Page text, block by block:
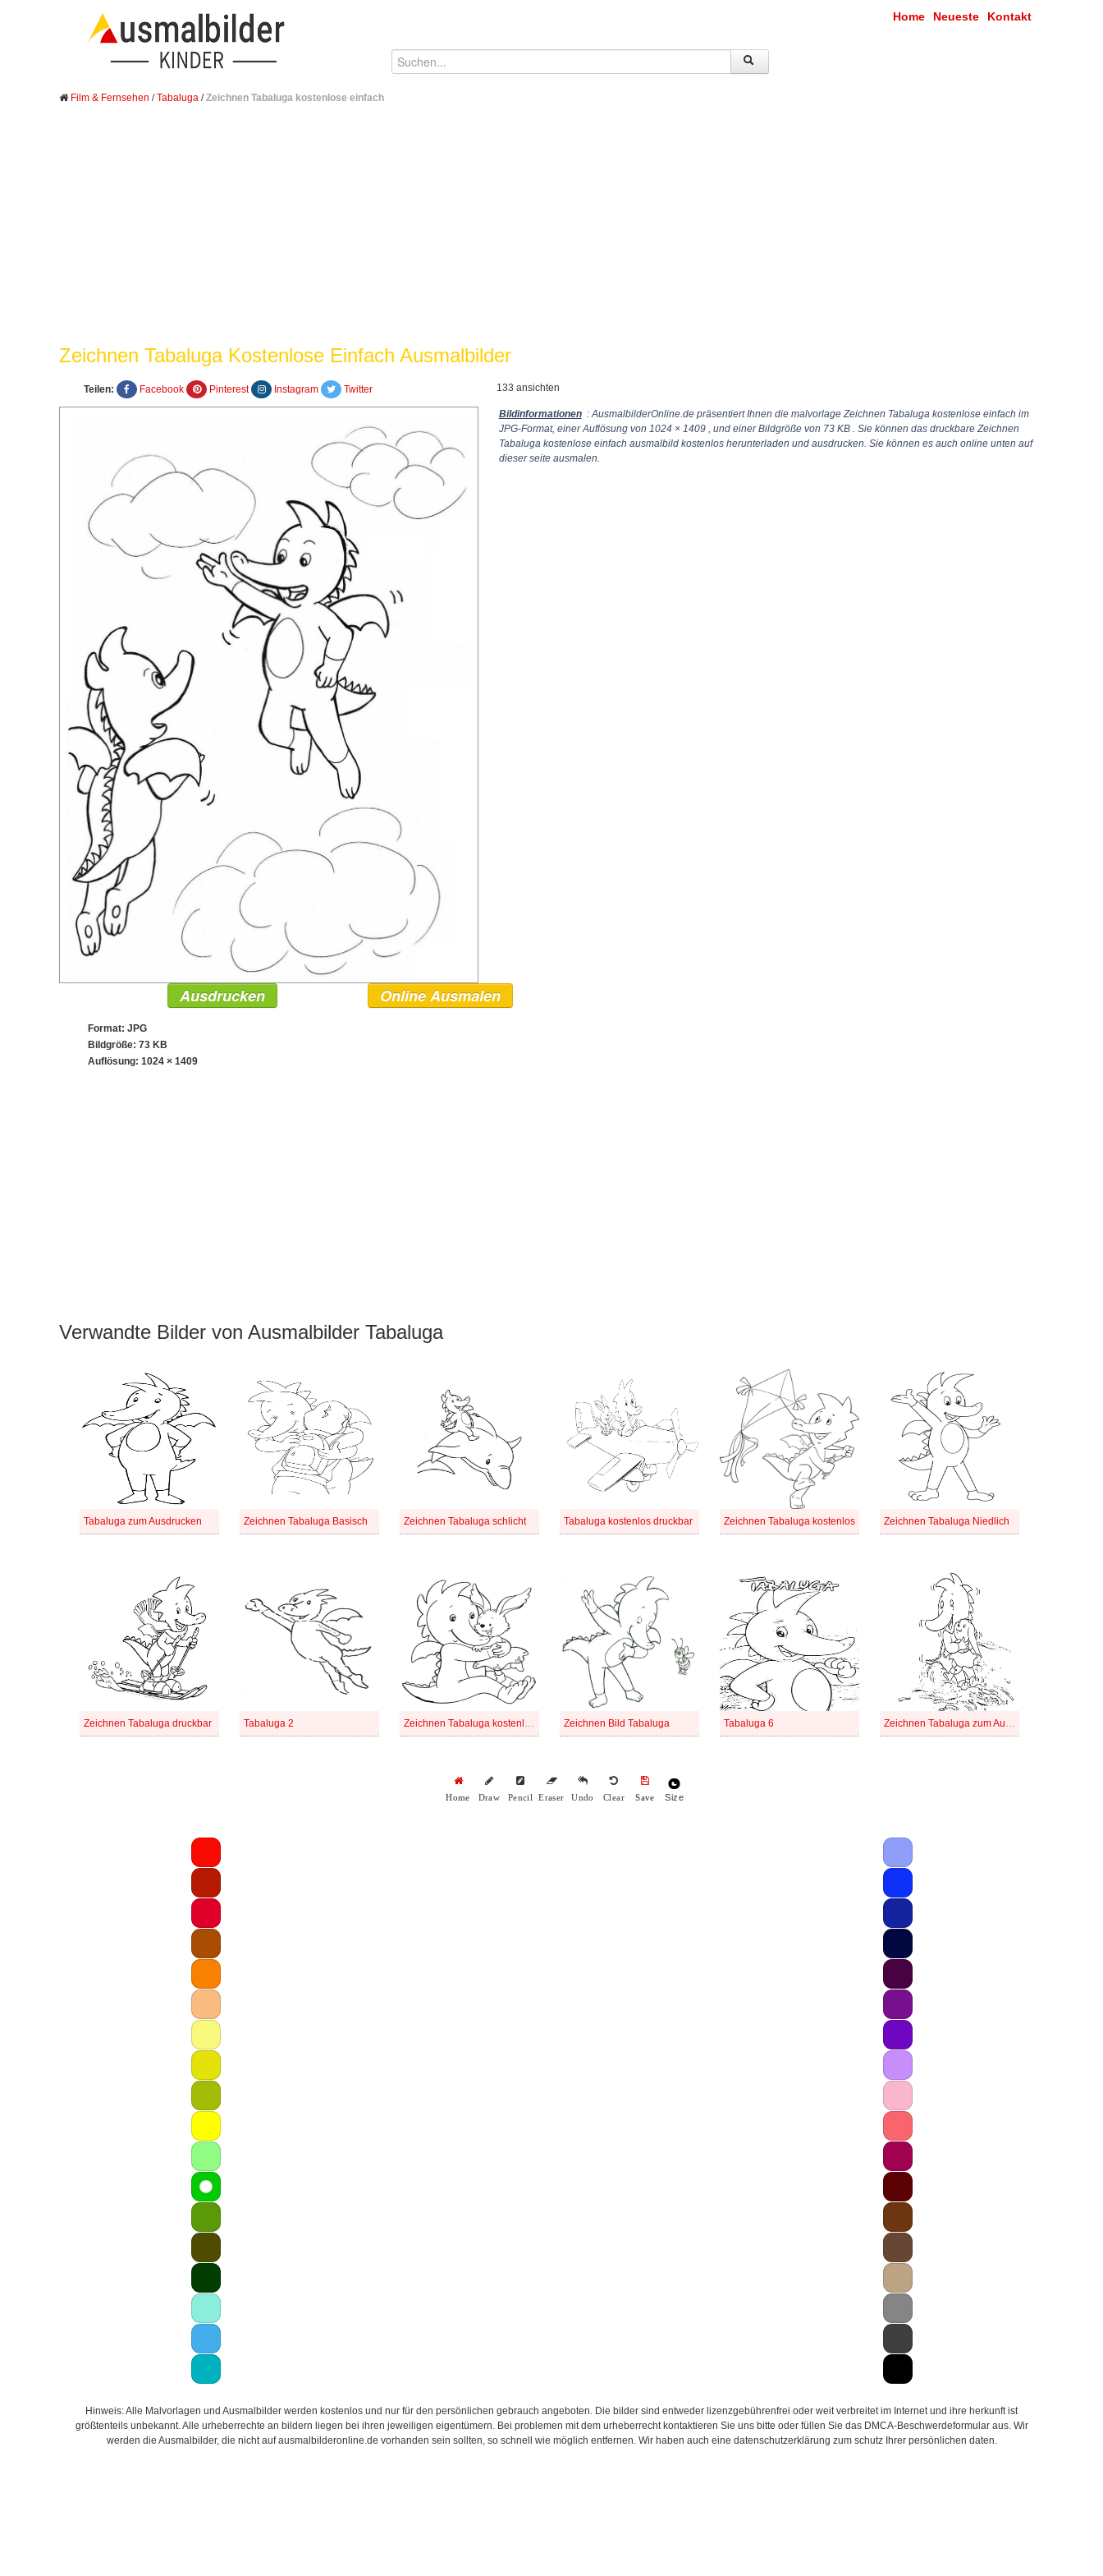
Home Neueste Kontakt
Film & Fernsehen /Tabaluga /Zeichnen Tabaluga kostenlose einfach
Zeichnen Tabaluga Kostenlose Einfach Ausmalbilder
Teilen: Facebook Pinterest Instagram Twitter 133 ansichten
Bildinformationen : AusmalbilderOnline.de präsentiert Ihnen die malvorlage Zeichnen Tabaluga kostenlose einfach im
JPG-Format, einer Auflösung von 1024 × 1409, und einer Bildgröße von 73 KB . Sie können das druckbare Zeichnen
Tabaluga kostenlose einfach ausmalbild kostenlos herunterladen und ausdrucken. Sie können es auch online unten auf
dieser seite ausmalen.
Ausdrucken Online Ausmalen
Format: JPG
Bildgröße: 73 KB
Auflösung: 1024 × 1409
Verwandte Bilder von Ausmalbilder Tabaluga
Tabaluga zum Ausdrucken Zeichnen Tabaluga Basisch Zeichnen Tabaluga schlicht Tabaluga kostenlos druckbar Zeichnen Tabaluga kostenlos Zeichnen Tabaluga Niedlich
Zeichnen Tabaluga druckbar Tabaluga 2 Zeichnen Tabaluga kostenlose schlicht Zeichnen Bild Tabaluga Tabaluga 6 Zeichnen Tabaluga zum Ausdrucken
Home Draw Pencil Eraser Undo Clear Save Size
Hinweis: Alle Malvorlagen und Ausmalbilder werden kostenlos und nur für den persönlichen gebrauch angeboten. Die bilder sind entweder lizenzgebührenfrei oder weit verbreitet im Internet und ihre herkunft ist
größtenteils unbekannt. Alle urheberrechte an bildern liegen bei ihren jeweiligen eigentümern. Bei problemen mit dem urheberrecht kontaktieren Sie uns bitte oder füllen Sie das DMCA-Beschwerdeformular aus. Wir
werden die Ausmalbilder, die nicht auf ausmalbilderonline.de vorhanden sein sollten, so schnell wie möglich entfernen. Wir haben auch eine datenschutzerklärung zum schutz Ihrer persönlichen daten.